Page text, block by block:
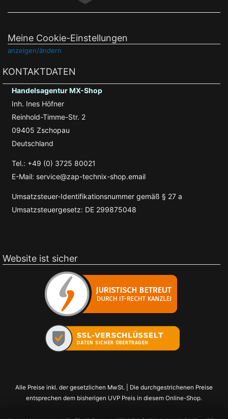
Meine Cookie-Einstellungen
anzeigen/ändern
KONTAKTDATEN
Handelsagentur MX-Shop
Inh. Ines Höfner
Reinhold-Timme-Str. 2
09405 Zschopau
Deutschland
Tel.: +49 (0) 3725 80021
E-Mail: service@zap-technix-shop.email
Umsatzsteuer-Identifikationsnummer gemäß § 27 a
Umsatzsteuergesetz: DE 299875048
Website ist sicher
Alle Preise inkl. der gesetzlichen MwSt. | Die durchgestrichenen Preise
entsprechen dem bisherigen UVP Preis in diesem Online-Shop.